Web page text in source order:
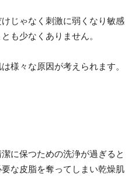
じゃなく刺激に弱くなり敏感
も少なくありません。
様々な原因が考えられます。
に保つための洗浄が過ぎると
な皮脂を奪ってしまい乾燥肌